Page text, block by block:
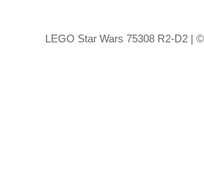
LEGO Star Wars 75308 R2-D2 |